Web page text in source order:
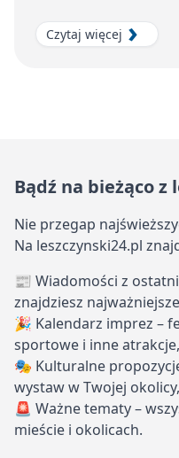
Czytaj więcej
Bądź na bieżąco z
Nie przegap
Na leszczynski24.pl
📰 Wiadomości z
znajdziesz
🎉 Kalendarz imprez –
sportowe i inne atrakcje,
🎭 Kulturalne
wystaw w Twojej okolicy,
🚨 Ważne tematy –
mieście i okolicach.